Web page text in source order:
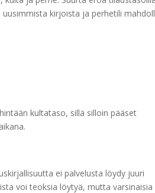
kirjoista ja perhetili
kultataso, sillä silloin pääset
ei palvelusta löydy juuri
voi teoksia löytyä, mutta varsinaisia